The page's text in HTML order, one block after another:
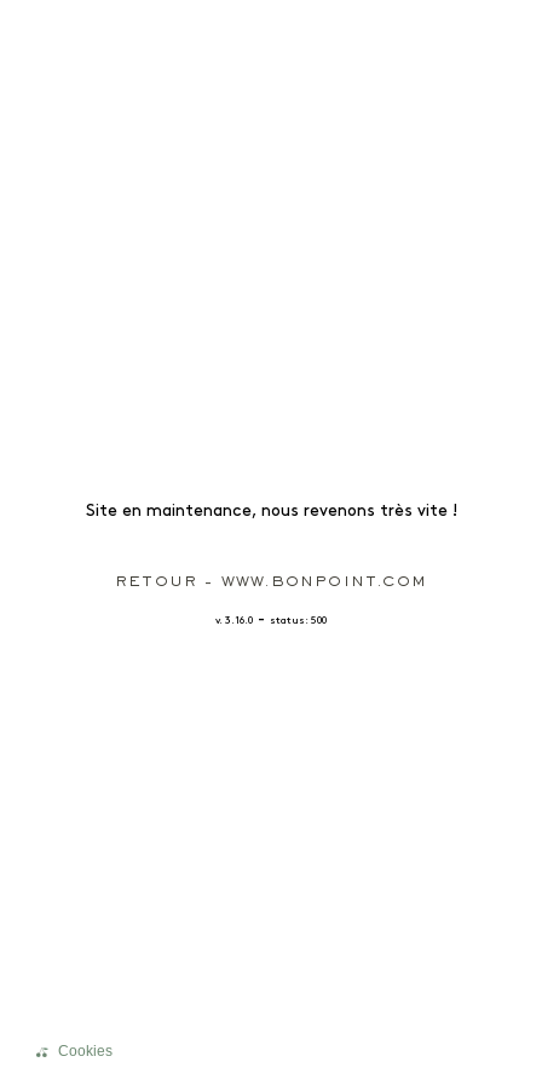
Site en maintenance, nous revenons très vite !
RETOUR - WWW.BONPOINT.COM
v. 3.16.0 - status: 500